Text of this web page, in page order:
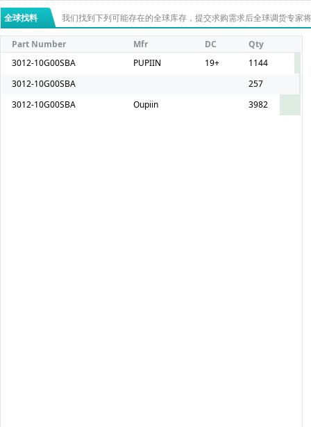
全球找料 我们找到下列可能存在的全球库存，提交求购需求后全球调货专家
Part Number Mfr DC
Qty
3012-10G00SBA
PUPIIN 19+
1144
3012-10G00SBA
257
3012-10G00SBA
Oupiin 3982